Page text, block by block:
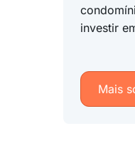
investir
Mais